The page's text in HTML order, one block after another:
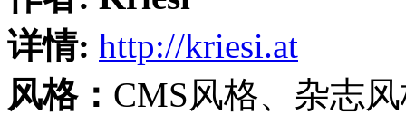
详情: http://kriesi.at
风格： CMS风格、杂志